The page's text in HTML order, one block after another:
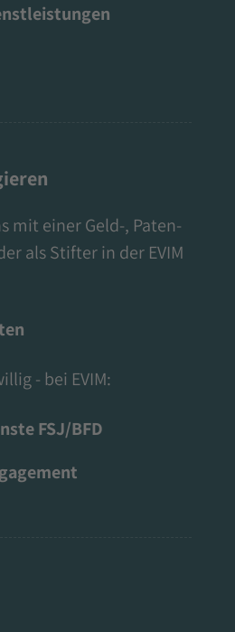
mit einer Geld-, Paten-
als Stifter in der EVIM
- bei EVIM:
FSJ/BFD